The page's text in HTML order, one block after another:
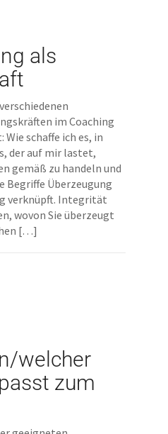
als
im Coaching
schaffe ich es, in
der auf mir lastet,
gemäß zu handeln und
Begriffe Überzeugung
verknüpft. Integrität
wovon Sie überzeugt
[…]
welcher
zum